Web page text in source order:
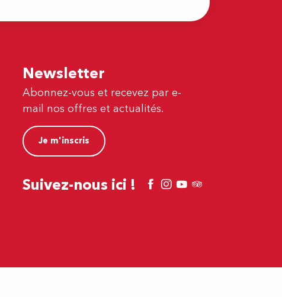
Newsletter
Abonnez-vous et recevez par e-
mail nos offres et actualités.
Je m'inscris
Suivez-nous ici !